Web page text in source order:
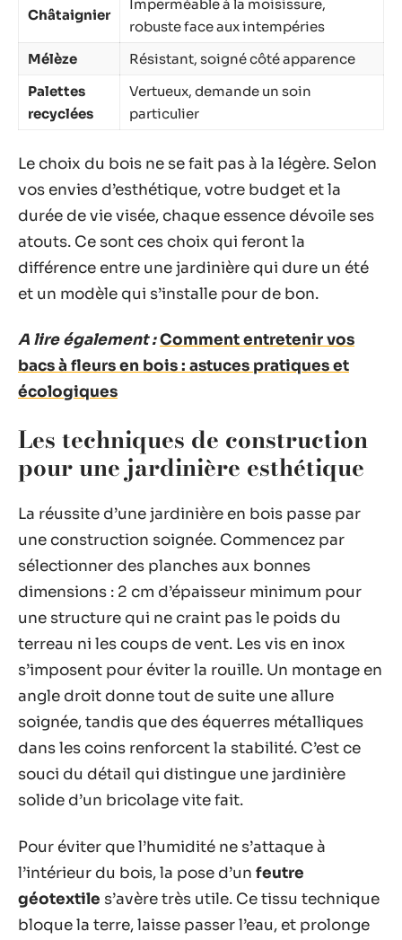
Châtaignier
Imperméable à la moisissure,
robuste face aux intempéries
Mélèze
Résistant, soigné côté apparence
Palettes
recyclées
Vertueux, demande un soin
particulier
Le choix du bois ne se fait pas à la légère. Selon
vos envies d’esthétique, votre budget et la
durée de vie visée, chaque essence dévoile ses
atouts. Ce sont ces choix qui feront la
différence entre une jardinière qui dure un été
et un modèle qui s’installe pour de bon.
A lire également :Comment entretenir vos
bacs à fleurs en bois : astuces pratiques et
écologiques
Les techniques de construction
pour une jardinière esthétique
La réussite d’une jardinière en bois passe par
une construction soignée. Commencez par
sélectionner des planches aux bonnes
dimensions : 2 cm d’épaisseur minimum pour
une structure qui ne craint pas le poids du
terreau ni les coups de vent. Les vis en inox
s’imposent pour éviter la rouille. Un montage en
angle droit donne tout de suite une allure
soignée, tandis que des équerres métalliques
dans les coins renforcent la stabilité. C’est ce
souci du détail qui distingue une jardinière
solide d’un bricolage vite fait.
Pour éviter que l’humidité ne s’attaque à
l’intérieur du bois, la pose d’un feutre
géotextile s’avère très utile. Ce tissu technique
bloque la terre, laisse passer l’eau, et prolonge